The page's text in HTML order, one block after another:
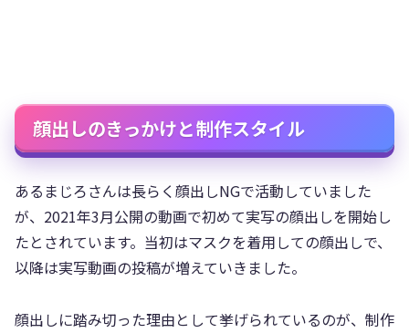
顔出しのきっかけと制作スタイル
あるまじろさんは長らく顔出しNGで活動していました
が、2021年3月公開の動画で初めて実写の顔出しを開始し
たとされています。当初はマスクを着用しての顔出しで、
以降は実写動画の投稿が増えていきました。
顔出しに踏み切った理由として挙げられているのが、制作